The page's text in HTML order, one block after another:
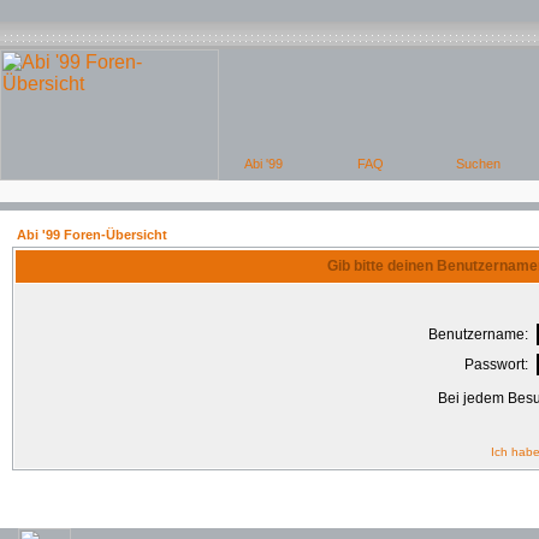
Abi '99 Foren-Übersicht
Gib bitte deinen
Benutzername:
Passwort:
Bei jedem
Ich